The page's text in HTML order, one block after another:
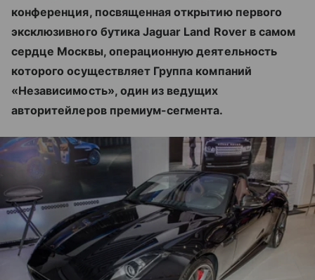
конференция, посвященная открытию первого
эксклюзивного бутика Jaguar Land Rover в самом
сердце Москвы, операционную деятельность
которого осуществляет Группа компаний
«Независимость», один из ведущих
авторитейлеров премиум-сегмента.